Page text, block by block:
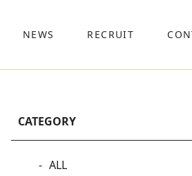
NEWS RECRUIT
CATEGORY
ALL